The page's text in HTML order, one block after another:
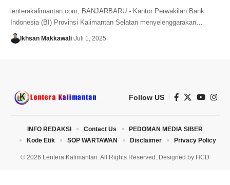
lenterakalimantan.com, BANJARBARU - Kantor Perwakilan Bank
Indonesia (BI) Provinsi Kalimantan Selatan menyelenggarakan…
Ikhsan Makkawali Juli 1, 2025
Follow US
© 2026 Lentera Kalimantan. All Rights Reserved. Designed by HCD
INFO REDAKSI Contact Us
PEDOMAN MEDIA SIBER
Kode Etik
SOP WARTAWAN Disclaimer Privacy Policy